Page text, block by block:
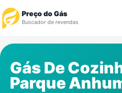
Preço do Gás
Buscador de revendas
Revendedor
Gás De
Parque